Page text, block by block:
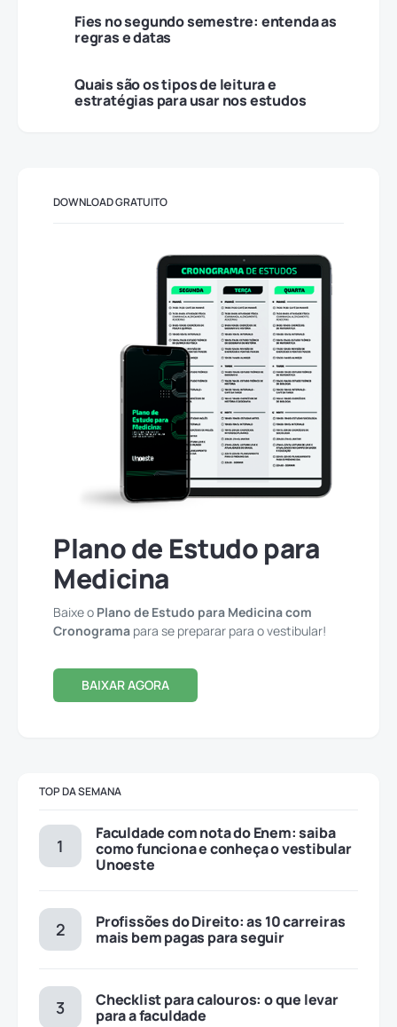
Fies no segundo semestre: entenda as
regras e datas
Quais são os tipos de leitura e
estratégias para usar nos estudos
DOWNLOAD GRATUITO
Plano de Estudo para
Medicina
Baixe o Plano de Estudo para Medicina com
Cronograma para se preparar para o vestibular!
BAIXAR AGORA
TOP DA SEMANA
Faculdade com nota do Enem: saiba
como funciona e conheça o vestibular
Unoeste
Profissões do Direito: as 10 carreiras
mais bem pagas para seguir
Checklist para calouros: o que levar
para a faculdade